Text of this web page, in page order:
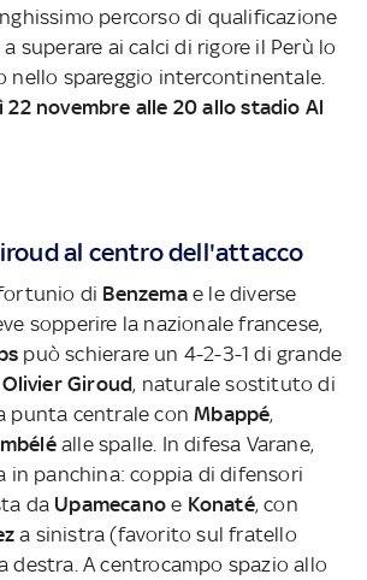
percorso di qualificazione
superare ai calci di rigore il Perù lo
nello spareggio intercontinentale.
22 novembre alle 20 allo stadio Al
al centro dell'attacco
di Benzemae le diverse
sopperire la nazionale francese,
può schierare un 4-2-3-1 di grande
Olivier Giroud, naturale sostituto di
punta centrale conMbappé,
alle spalle. In difesa Varane,
in panchina: coppia di difensori
da Upamecano e Konaté, con
a sinistra (favorito sul fratello
destra. A centrocampo spazio allo